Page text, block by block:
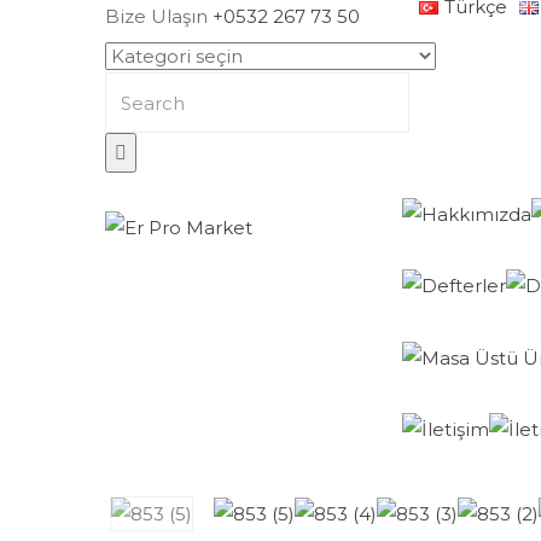
Bize Ulaşın +0532 267 73 50 Türkçe